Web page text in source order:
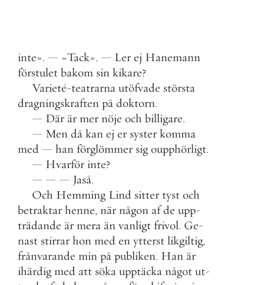
inte». — »Tack». — Ler ej Hanemann
förstulet bakom sin kikare?
Varieté-teatrarna utöfvade största
dragningskraften på doktorn.
— Där är mer nöje och billigare.
— Men då kan ej er syster komma
med — han förglömmer sig oupphörligt.
— Hvarför inte?
— — — Jaså.
Och Hemming Lind sitter tyst och
betraktar henne, när någon af de upp-
trädande är mera än vanligt frivol. Ge-
nast stirrar hon med en ytterst likgiltig,
frånvarande min på publiken. Han är
ihärdig med att söka upptäcka något ut-